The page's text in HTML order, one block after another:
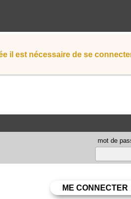
il est nécessaire de se
mot de